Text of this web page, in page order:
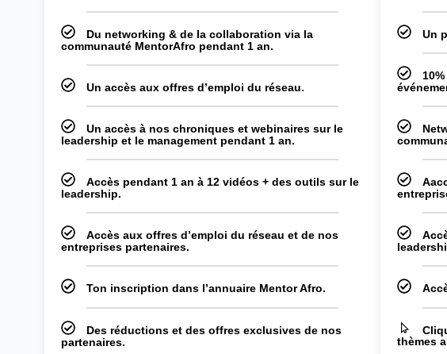
Du networking & de la collaboration via la
communauté MentorAfro pendant 1 an.
Un accès aux offres d’emploi du réseau.
Un accès à nos chroniques et webinaires sur le
leadership et le management pendant 1 an.
Accès pendant 1 an à 12 vidéos + des outils sur le
leadership.
Accès aux offres d’emploi du réseau et de nos
entreprises partenaires.
Ton inscription dans l’annuaire Mentor Afro.
Des réductions et des offres exclusives de nos
partenaires.
Un
thèmes